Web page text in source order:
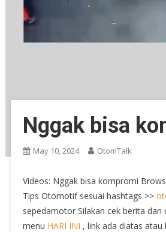
Nggak bisa
May 10, 2024 OtomTalk
Videos: Nggak bisa kompromi
Tips Otomotif sesuai hashtags >>
sepedamotor Silakan cek berita dan
menu HARI INI , link ada diatas atau